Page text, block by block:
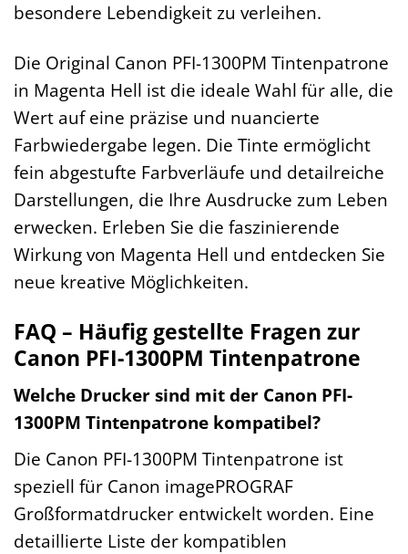
besondere Lebendigkeit zu verleihen.
Die Original Canon PFI-1300PM Tintenpatrone
in Magenta Hell ist die ideale Wahl für alle, die
Wert auf eine präzise und nuancierte
Farbwiedergabe legen. Die Tinte ermöglicht
fein abgestufte Farbverläufe und detailreiche
Darstellungen, die Ihre Ausdrucke zum Leben
erwecken. Erleben Sie die faszinierende
Wirkung von Magenta Hell und entdecken Sie
neue kreative Möglichkeiten.
FAQ – Häufig gestellte Fragen zur
Canon PFI-1300PM Tintenpatrone
Welche Drucker sind mit der Canon PFI-
1300PM Tintenpatrone kompatibel?
Die Canon PFI-1300PM Tintenpatrone ist
speziell für Canon imagePROGRAF
Großformatdrucker entwickelt worden. Eine
detaillierte Liste der kompatiblen